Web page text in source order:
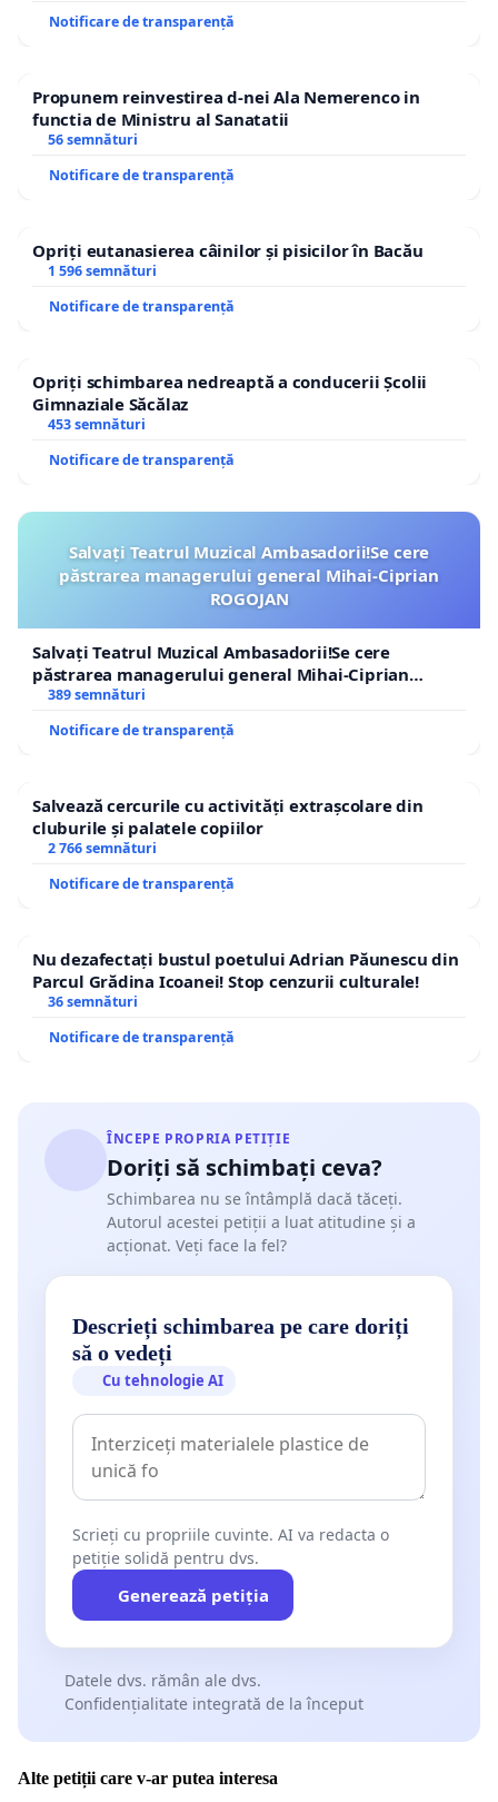
Notificare de transparență
Propunem reinvestirea d-nei Ala Nemerenco in
functia de Ministru al Sanatatii
56 semnături
Notificare de transparență
Opriți eutanasierea câinilor și pisicilor în Bacău
1 596 semnături
Notificare de transparență
Opriți schimbarea nedreaptă a conducerii Școlii
Gimnaziale Săcălaz
453 semnături
Notificare de transparență
Salvați Teatrul Muzical Ambasadorii!Se cere
păstrarea managerului general Mihai-Ciprian
ROGOJAN
Salvați Teatrul Muzical Ambasadorii!Se cere
păstrarea managerului general Mihai-Ciprian
ROGOJAN
389 semnături
Notificare de transparență
Salvează cercurile cu activități extrașcolare din
cluburile și palatele copiilor
2 766 semnături
Notificare de transparență
Nu dezafectați bustul poetului Adrian Păunescu din
Parcul Grădina Icoanei! Stop cenzurii culturale!
36 semnături
Notificare de transparență
ÎNCEPE PROPRIA PETIȚIE
Doriți să schimbați ceva?
Schimbarea nu se întâmplă dacă tăceți.
Autorul acestei petiții a luat atitudine și a
acționat. Veți face la fel?
Descrieți schimbarea pe care doriți
să o vedeți
Cu tehnologie AI
Scrieți cu propriile cuvinte. AI va redacta o
petiție solidă pentru dvs.
Generează petiția
Datele dvs. rămân ale dvs.
Confidențialitate integrată de la început
Alte petiții care v-ar putea interesa